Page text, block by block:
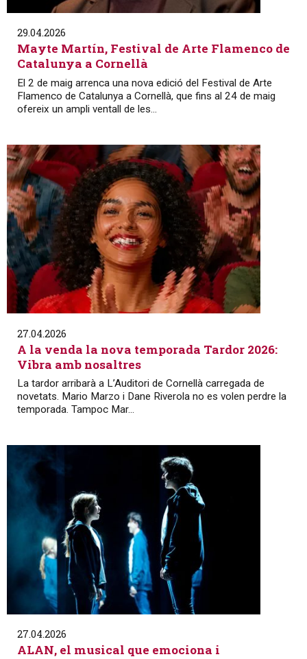
29.04.2026
Mayte Martín, Festival de Arte Flamenco de
Catalunya a Cornellà
El 2 de maig arrenca una nova edició del Festival de Arte
Flamenco de Catalunya a Cornellà, que fins al 24 de maig
ofereix un ampli ventall de les...
27.04.2026
A la venda la nova temporada Tardor 2026:
Vibra amb nosaltres
La tardor arribarà a L’Auditori de Cornellà carregada de
novetats. Mario Marzo i Dane Riverola no es volen perdre la
temporada. Tampoc Mar...
27.04.2026
ALAN, el musical que emociona i